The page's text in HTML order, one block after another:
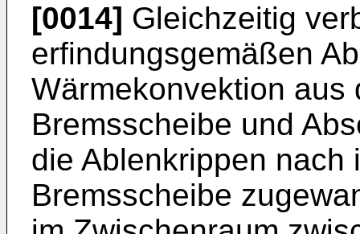
[0014] Gleichzeitig
erfindungsgemäßen
Wärmekonvektion aus
Bremsscheibe und
die Ablenkrippen nach
Bremsscheibe